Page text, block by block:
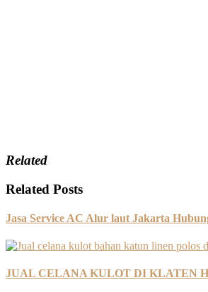
Related
Related Posts
Jasa Service AC Alur laut Jakarta
JUAL CELANA KULOT DI KLATEN